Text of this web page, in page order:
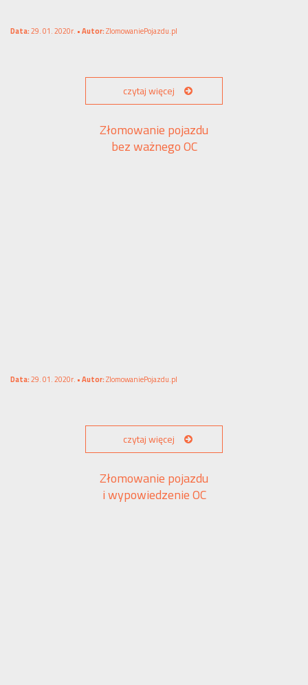
Data:29. 01. 2020r. •Autor:ZlomowaniePojazdu.pl
czytaj więcej
Złomowanie pojazdu
bez ważnego OC
Data:29. 01. 2020r. •Autor:ZlomowaniePojazdu.pl
czytaj więcej
Złomowanie pojazdu
i wypowiedzenie OC